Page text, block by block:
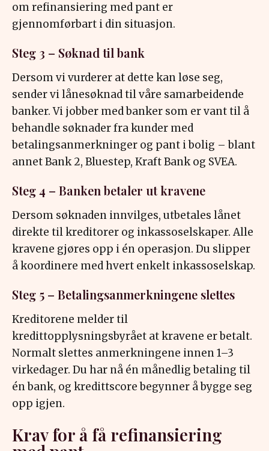
om refinansiering med pant er
gjennomførbart i din situasjon.
Steg 3 – Søknad til bank
Dersom vi vurderer at dette kan løse seg,
sender vi lånesøknad til våre samarbeidende
banker. Vi jobber med banker som er vant til å
behandle søknader fra kunder med
betalingsanmerkninger og pant i bolig – blant
annet Bank 2, Bluestep, Kraft Bank og SVEA.
Steg 4 – Banken betaler ut kravene
Dersom søknaden innvilges, utbetales lånet
direkte til kreditorer og inkassoselskaper. Alle
kravene gjøres opp i én operasjon. Du slipper
å koordinere med hvert enkelt inkassoselskap.
Steg 5 – Betalingsanmerkningene slettes
Kreditorene melder til
kredittopplysningsbyrået at kravene er betalt.
Normalt slettes anmerkningene innen 1–3
virkedager. Du har nå én månedlig betaling til
én bank, og kredittscore begynner å bygge seg
opp igjen.
Krav for å få refinansiering